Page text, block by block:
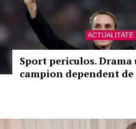
ACTUALITATE
Sport periculos. Drama
campion dependent